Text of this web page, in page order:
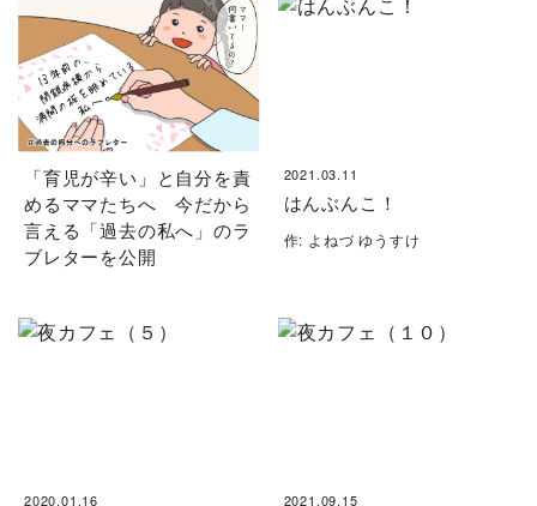
「育児が辛い」と自分を責
めるママたちへ 今だから
言える「過去の私へ」のラ
ブレターを公開
2021.03.11
はんぶんこ！
作: よねづ ゆうすけ
2020.01.16 2021.09.15